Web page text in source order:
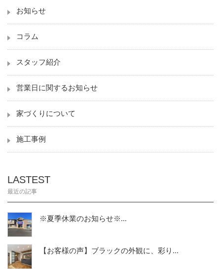
お知らせ
コラム
スタッフ紹介
営業日に関するお知らせ
家づくりについて
施工事例
LASTEST
最近の記事
※夏季休業のお知らせ※...
【お客様の声】ブラックの外観に、彩り...